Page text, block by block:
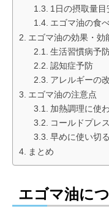
1日の摂取量目
エゴマ油の食
エゴマ油の効果・効
生活習慣病予
認知症予防
アレルギーの
エゴマ油の注意点
加熱調理に使
コールドプレ
早めに使い切る
まとめ
エゴマ油に